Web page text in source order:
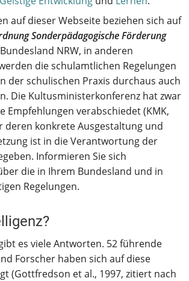
auf dieser Webseite beziehen sich auf
Sonderpädagogische Förderung
NRW, in anderen
die schulamtlichen Regelungen
der schulischen Praxis durchaus auch
Die Kultusministerkonferenz hat zwar
Empfehlungen verabschiedet (KMK,
deren konkrete Ausgestaltung und
ist in die Verantwortung der
Informieren Sie sich
die in Ihrem Bundesland und in
Regelungen.
es viele Antworten. 52 führende
Forscher haben sich auf diese
(Gottfredson et al., 1997, zitiert nach